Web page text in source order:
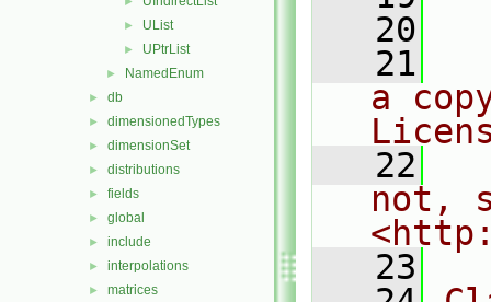
► UList
► UPtrList
► NamedEnum
► db
► dimensionedTypes
► dimensionSet
► distributions
► fields
► global
► include
► interpolations
► matrices
   20
   21
a
   22
not,
   23